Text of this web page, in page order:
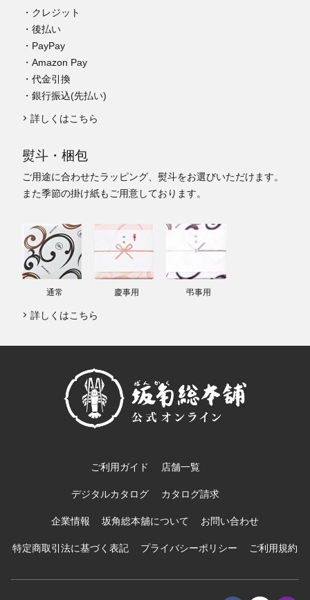
・クレジット
・後払い
・PayPay
・Amazon Pay
・代金引換
・銀行振込(先払い)
詳しくはこちら
熨斗・梱包
ご用途に合わせたラッピング、熨斗をお選びいただけます。
また季節の掛け紙もご用意しております。
通常 慶事用 弔事用
詳しくはこちら
ご利用ガイド 店舗一覧
デジタルカタログ カタログ請求
企業情報 坂角総本舖について お問い合わせ
特定商取引法に基づく表記 プライバシーポリシー ご利用規約